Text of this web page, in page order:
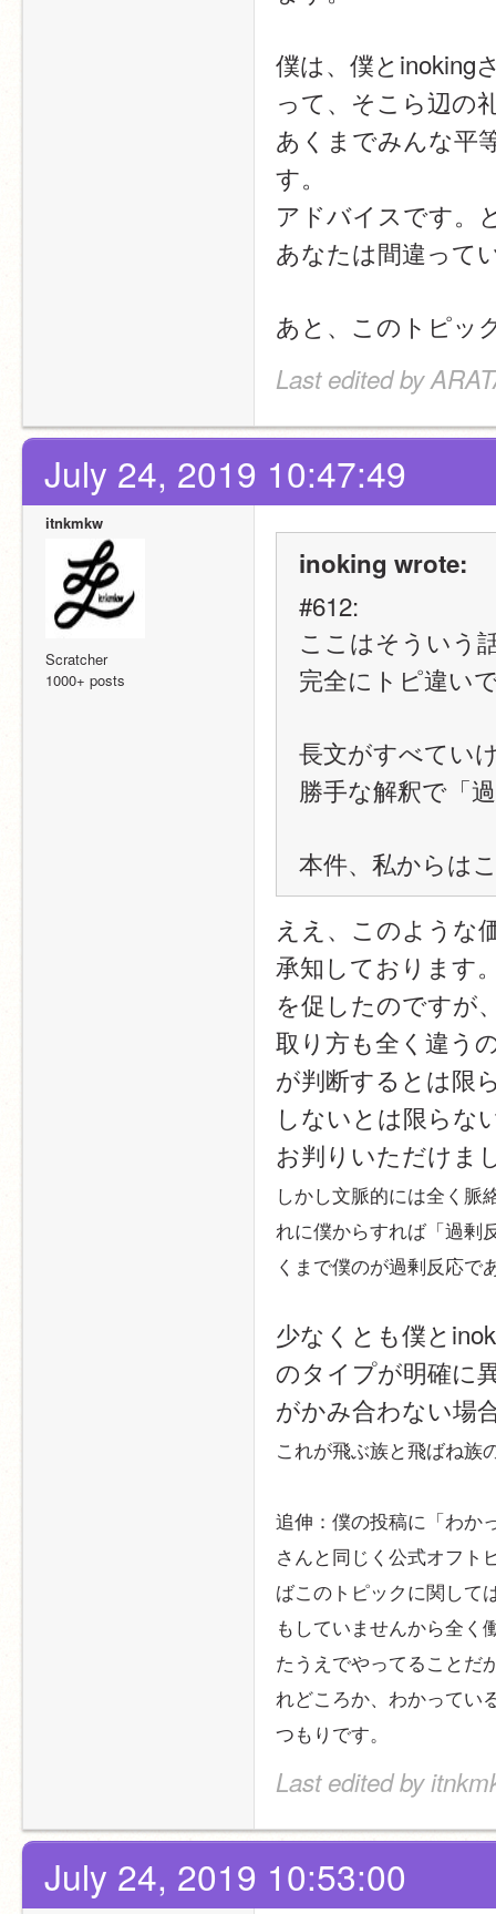
僕は、僕とinoking
って、そこら辺の
あくまでみんな平
す。
アドバイスです。
あなたは間違って
あと、このトピッ
Last edited by
July 24, 2019 10:47:49
itnkmkw
Scratcher
1000+ posts
inoking wrote:
#612:
ここはそういう
完全にトピ違い
長文がすべてい
勝手な解釈で「
本件、私からは
ええ、このような
承知しております
を促したのですが
取り方も全く違う
が判断するとは限
しないとは限らな
お判りいただけま
しかし文脈的には全く
れに僕からすれば「過剰
くまで僕のが過剰反応で
少なくとも僕と
のタイプが明確に
がかみ合わない場
これが飛ぶ族と飛ばね
追伸：僕の投稿に「わか
さんと同じく公式オフト
ばこのトピックに関して
もしていませんから全く
たうえでやってることだ
れどころか、わかってい
つもりです。
Last edited by
July 24, 2019 10:53:00